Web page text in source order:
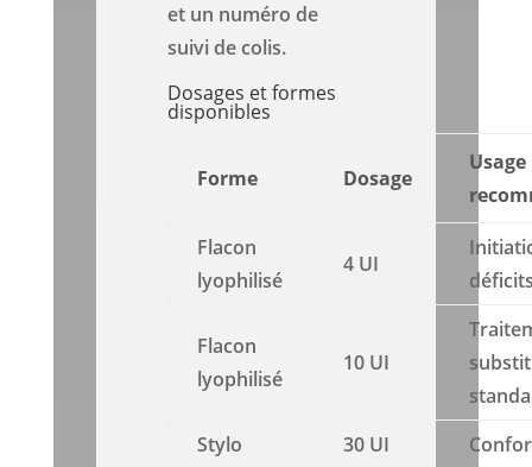
et un numéro de
suivi de colis.
Dosages et formes
disponibles
Forme Dosage
Usage
Flacon
lyophilisé
4 UI
Flacon
lyophilisé
10 UI
Stylo
30 UI